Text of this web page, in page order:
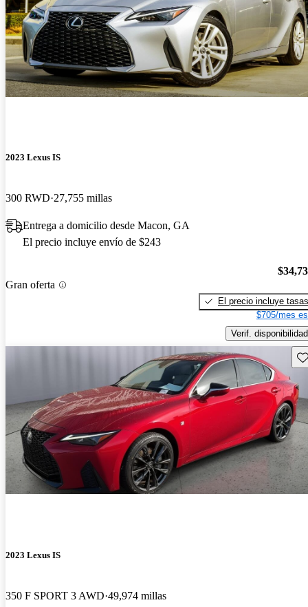
2023 Lexus IS
300 RWD 27,755 millas
Entrega a domicilio desde Macon, GA
El precio incluye envío de $243
Gran oferta
El precio incluye tasas
$705/mes
Verif. disponibilidad
2023 Lexus IS
350 F SPORT 3 AWD 49,974 millas